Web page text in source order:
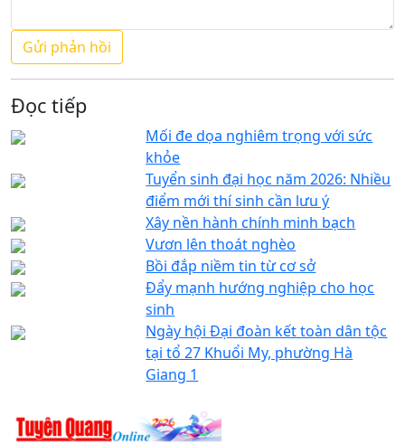
Đọc tiếp
Mối đe dọa nghiêm trọng với sức
khỏe
Tuyển sinh đại học năm 2026: Nhiều
điểm mới thí sinh cần lưu ý
Xây nền hành chính minh bạch
Vươn lên thoát nghèo
Bồi đắp niềm tin từ cơ sở
Đẩy mạnh hướng nghiệp cho học
sinh
Ngày hội Đại đoàn kết toàn dân tộc
tại tổ 27 Khuổi My, phường Hà
Giang 1